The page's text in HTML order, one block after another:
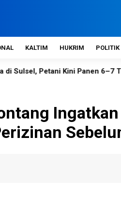
KALTIM HUKRIM POLITIK
Kini Panen 6–7 Ton per Hektare